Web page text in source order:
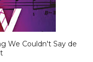
We Couldn't Say de